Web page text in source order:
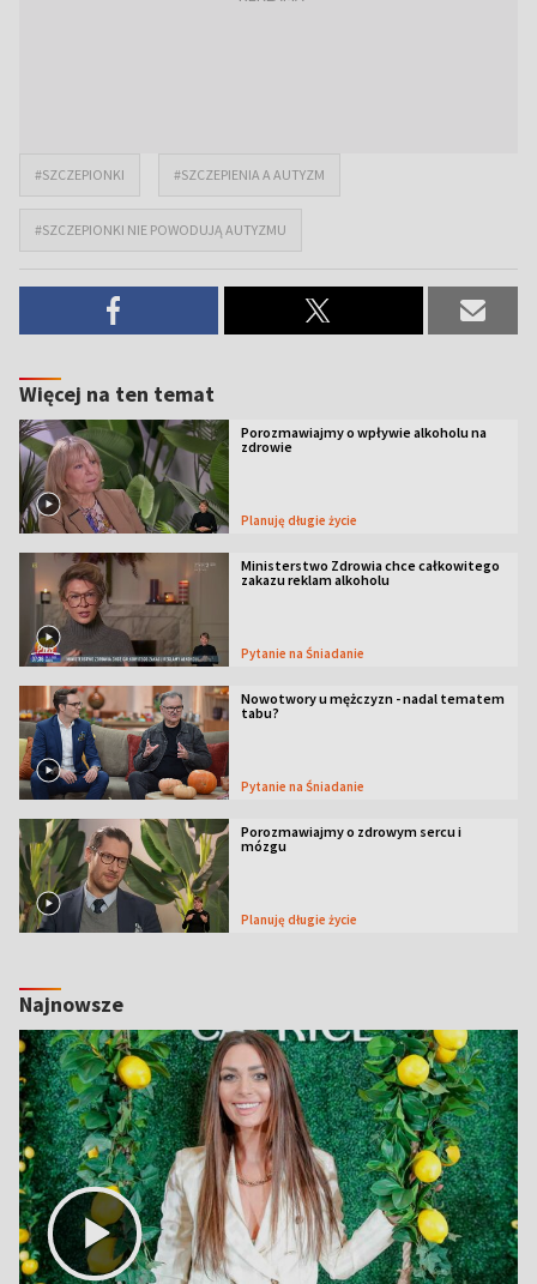
#SZCZEPIONKI #SZCZEPIENIA A AUTYZM
#SZCZEPIONKI NIE POWODUJĄ AUTYZMU
Więcej na ten temat
Porozmawiajmy o wpływie alkoholu na
zdrowie
Planuję długie życie
Ministerstwo Zdrowia chce całkowitego
zakazu reklam alkoholu
Pytanie na Śniadanie
Nowotwory u mężczyzn - nadal tematem
tabu?
Pytanie na Śniadanie
Porozmawiajmy o zdrowym sercu i
mózgu
Planuję długie życie
Najnowsze